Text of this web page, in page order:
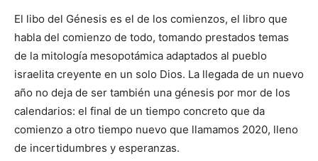
El libo del Génesis es el de los comienzos, el libro que
habla del comienzo de todo, tomando prestados temas
de la mitología mesopotámica adaptados al pueblo
israelita creyente en un solo Dios. La llegada de un nuevo
año no deja de ser también una génesis por mor de los
calendarios: el final de un tiempo concreto que da
comienzo a otro tiempo nuevo que llamamos 2020, lleno
de incertidumbres y esperanzas.